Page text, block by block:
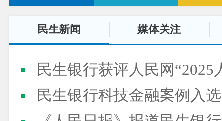
民生新闻 媒体关注
民生银行获评人民网“2025
民生银行科技金融案例入选“2025人民